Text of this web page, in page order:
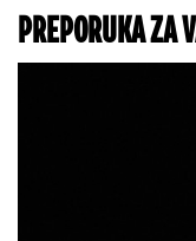
Mančesteru:
poslanik